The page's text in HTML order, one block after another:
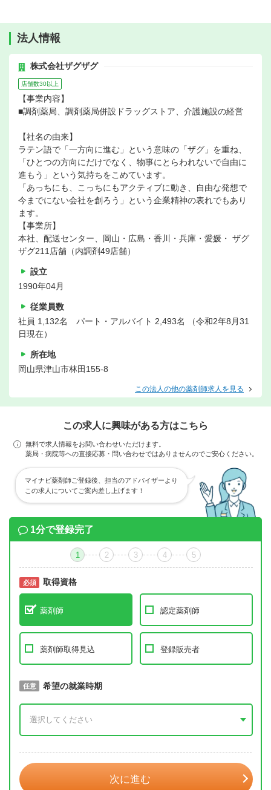
法人情報
株式会社ザグザグ
店舗数30以上
【事業内容】
■調剤薬局、調剤薬局併設ドラッグストア、介護施設の経営
【社名の由来】
ラテン語で「一方向に進む」という意味の「ザグ」を重ね、
「ひとつの方向にだけでなく、物事にとらわれないで自由に
進もう」という気持ちをこめています。
「あっちにも、こっちにもアクティブに動き、自由な発想で
今までにない会社を創ろう」という企業精神の表れでもあり
ます。
【事業所】
本社、配送センター、岡山・広島・香川・兵庫・愛媛・ ザグ
ザグ211店舗（内調剤49店舗）
設立
1990年04月
従業員数
社員 1,132名 パート・アルバイト 2,493名 （令和2年8月31
日現在）
所在地
岡山県津山市林田155-8
この法人の他の薬剤師求人を見る
この求人に興味がある方はこちら
無料で求人情報をお問い合わせいただけます。
薬局・病院等への直接応募・問い合わせではありませんのでご安心ください。
マイナビ薬剤師ご登録後、担当のアドバイザーより
この求人についてご案内差し上げます！
1分で登録完了
1 2 3 4 5
必須 取得資格
薬剤師 認定薬剤師
薬剤師取得見込 登録販売者
必須 取得予定年
任意 希望の就業時期
次に進む